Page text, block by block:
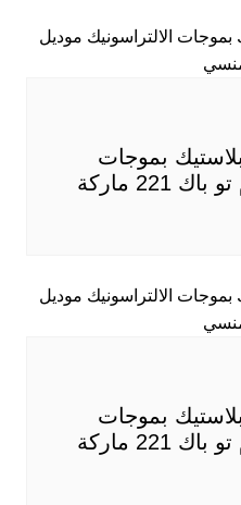
بموجات
الالتراسونيك موديل ام تو باك 221 ماركة
بموجات
الالتراسونيك موديل ام تو باك 221 ماركة